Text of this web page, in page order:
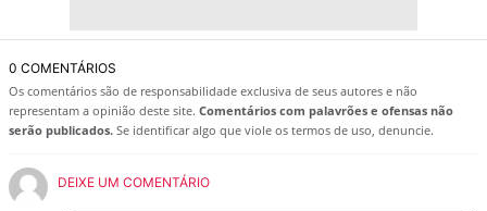
0 COMENTÁRIOS
Os comentários são de responsabilidade exclusiva de seus autores e não
representam a opinião deste site. Comentários com palavrões e ofensas não
serão publicados. Se identificar algo que viole os termos de uso, denuncie.
DEIXE UM COMENTÁRIO